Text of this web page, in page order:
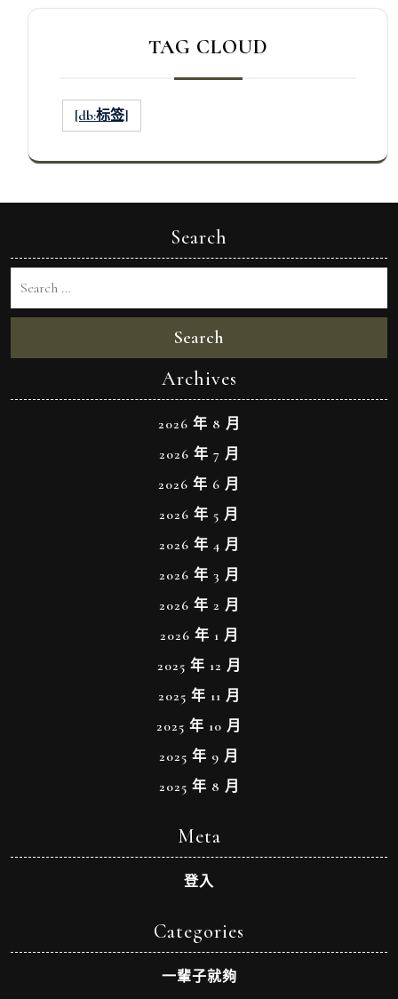
TAG CLOUD
[db:标签]
Search
Search
Archives
2026 年 8 月
2026 年 7 月
2026 年 6 月
2026 年 5 月
2026 年 4 月
2026 年 3 月
2026 年 2 月
2026 年 1 月
2025 年 12 月
2025 年 11 月
2025 年 10 月
2025 年 9 月
2025 年 8 月
Meta
登入
Categories
一輩子就夠